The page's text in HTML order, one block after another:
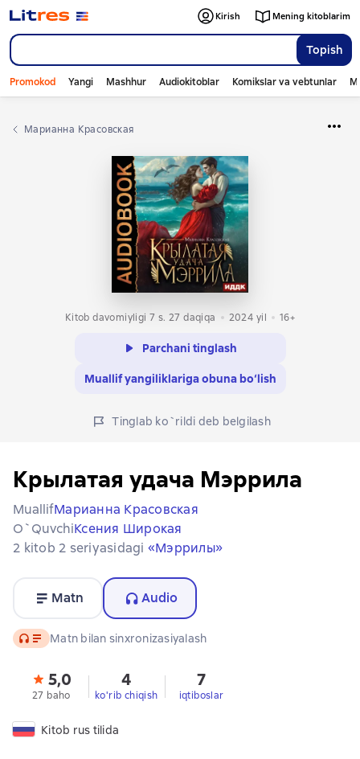
Topish
Kirish Mening kitoblarim
Promokod Yangi Mashhur Audiokitoblar Komikslar va vebtunlar
Марианна Красовская
Kitob davomiyligi 7 s. 27 daqiqa 2024 yil 16+
Parchani tinglash
Muallif yangiliklariga obuna bo‘lish
Tinglab ko`rildi deb belgilash
Крылатая удача Мэррила
MuallifМарианна Красовская
O`quvchiКсения Широкая
2 kitob 2 seriyasidagi «Мэррилы»
Matn Audio
Audio Matn bilan sinxronizasiyalash
5,0
27 baho
4
ko'rib chiqish
7
iqtiboslar
Kitob rus tilida